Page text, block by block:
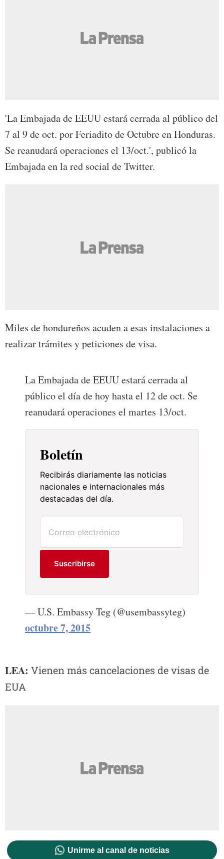
'La Embajada de EEUU estará cerrada al público del
7 al 9 de oct. por Feriadito de Octubre en Honduras.
Se reanudará operaciones el 13/oct.', publicó la
Embajada en la red social de Twitter.
Miles de hondureños acuden a esas instalaciones a
realizar trámites y peticiones de visa.
La Embajada de EEUU estará cerrada al
público el día de hoy hasta el 12 de oct. Se
reanudará operaciones el martes 13/oct.
Boletín
Recibirás diariamente las noticias
nacionales e internacionales más
destacadas del día.
Suscribirse
— U.S. Embassy Teg (@usembassyteg)
octubre 7, 2015
LEA: Vienen más cancelaciones de visas de
EUA
Unirme al canal de noticias